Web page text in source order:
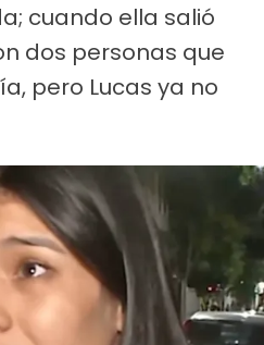
cuando ella salió
dos personas que
pero Lucas ya no